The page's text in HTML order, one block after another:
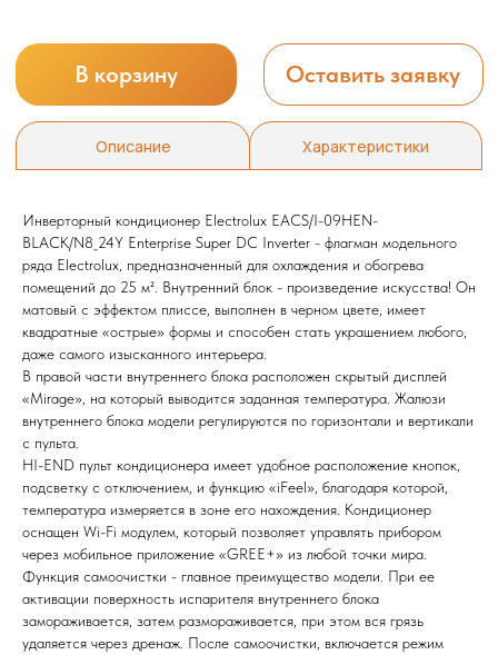
Инверторный кондиционер Electrolux EACS/I-09HEN-
BLACK/N8_24Y Enterprise Super DC Inverter - флагман модельного
ряда Electrolux, предназначенный для охлаждения и обогрева
помещений до 25 м². Внутренний блок - произведение искусства! Он
матовый с эффектом плиссе, выполнен в черном цвете, имеет
квадратные «острые» формы и способен стать украшением любого,
даже самого изысканного интерьера.
В правой части внутреннего блока расположен скрытый дисплей
«Mirage», на который выводится заданная температура. Жалюзи
внутреннего блока модели регулируются по горизонтали и вертикали
с пульта.
HI-END пульт кондиционера имеет удобное расположение кнопок,
подсветку с отключением, и функцию «iFeel», благодаря которой,
температура измеряется в зоне его нахождения. Кондиционер
оснащен Wi-Fi модулем, который позволяет управлять прибором
через мобильное приложение «GREE+» из любой точки мира.
Функция самоочистки - главное преимущество модели. При ее
активации поверхность испарителя внутреннего блока
замораживается, затем размораживается, при этом вся грязь
удаляется через дренаж. После самоочистки, включается режим